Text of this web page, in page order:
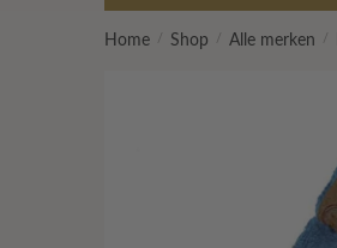
Home / Shop / Alle merken /